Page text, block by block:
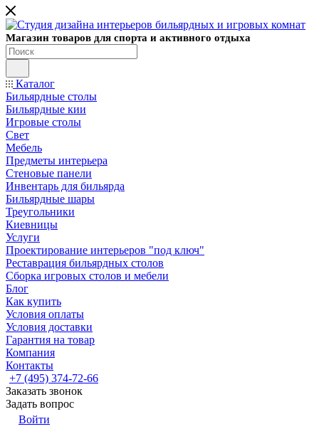
Магазин товаров для спорта и активного отдыха
Каталог
Бильярдные столы
Бильярдные кии
Игровые столы
Свет
Мебель
Предметы интерьера
Стеновые панели
Инвентарь для бильярда
Бильярдные шары
Треугольники
Киевницы
Услуги
Проектирование интерьеров "под ключ"
Реставрация бильярдных столов
Сборка игровых столов и мебели
Блог
Как купить
Условия оплаты
Условия доставки
Гарантия на товар
Компания
Контакты
+7 (495) 374-72-66
Заказать звонок
Задать вопрос
Войти